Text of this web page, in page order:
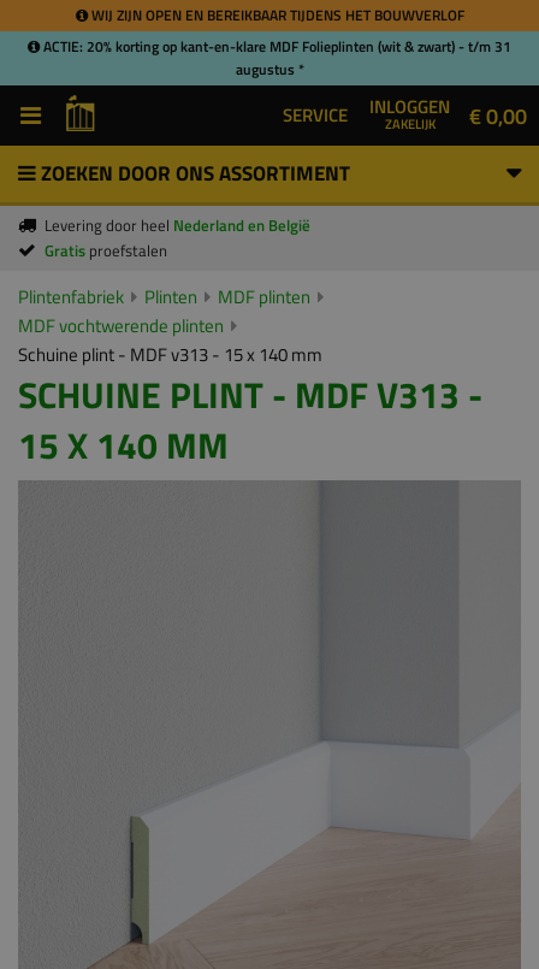
WIJ ZIJN OPEN EN BEREIKBAAR TIJDENS HET BOUWVERLOF
ACTIE: 20% korting op kant-en-klare MDF Folieplinten (wit & zwart) - t/m 31
augustus *
SERVICE INLOGGEN
ZAKELIJK € 0,00
ZOEKEN DOOR ONS ASSORTIMENT
Levering door heel Nederland en België
Gratis proefstalen
Plintenfabriek Plinten
MDF plinten
MDF vochtwerende plinten
Schuine plint - MDF v313 - 15 x 140 mm
SCHUINE PLINT - MDF V313 -
15 X 140 MM